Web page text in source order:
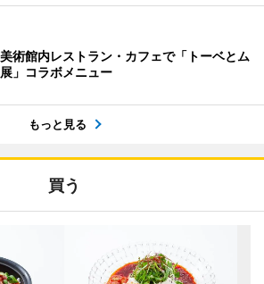
術館内レストラン・カフェで「トーベとム
」コラボメニュー
もっと見る
買う